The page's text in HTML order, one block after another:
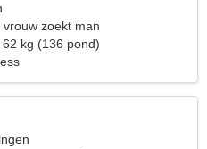
zoekt man
kg (136 pond)